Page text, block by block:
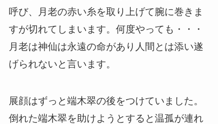
呼び、月老の赤い糸を取り上げて腕に巻きま
すが切れてしまいます。何度やっても・・・
月老は神仙は永遠の命があり人間とは添い遂
げられないと言います。
展顔はずっと端木翠の後をつけていました。
倒れた端木翠を助けようとすると温孤が連れ